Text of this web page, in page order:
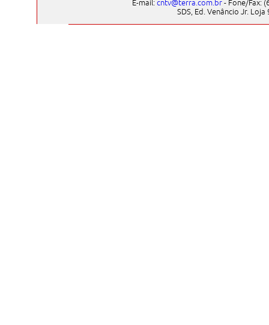
E-mail: cntv@terra.com.br- Fone/Fax:
SDS, Ed. Venâncio Jr. Loja